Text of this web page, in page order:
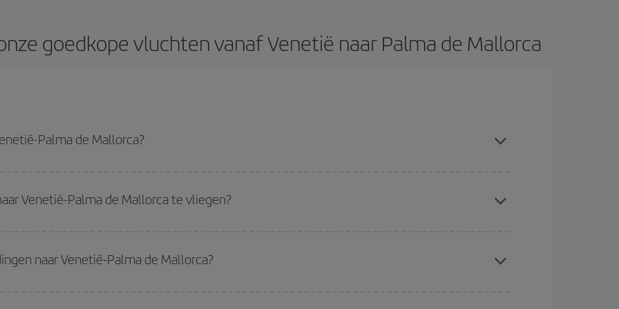
goedkope vluchten vanaf Venetië naar Palma de Mallorca
Palma de Mallorca?
Venetië-Palma de Mallorca te vliegen?
datums je in gedachten hebt om te reizen. We laten je de goedkoopste vluchten zien, niet alleen
als terug, zodat je de beste aanbieding kunt vinden. Kijk ook eens naar de verschillende vluchtopties die we je elke dag
naar Venetië-Palma de Mallorca?